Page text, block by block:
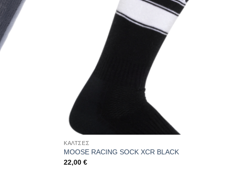
ΚΑΛΤΣΕΣ
MOOSE RACING SOCK XCR BLACK
22,00€